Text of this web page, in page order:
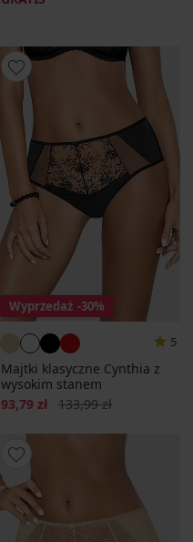
Wyprzedaż -30%
5
Majtki klasyczne Cynthia z
wysokim stanem
Zniżka
93,79 zł Pierwotna cena
133,99 zł